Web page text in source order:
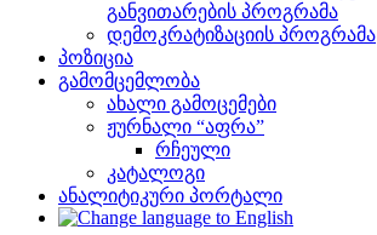
განვითარების პროგრამა
დემოკრატიზაციის პროგრამა
პოზიცია
გამომცემლობა
ახალი გამოცემები
ჟურნალი “აფრა”
რჩეული
კატალოგი
ანალიტიკური პორტალი